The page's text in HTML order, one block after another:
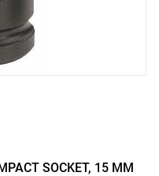
SOCKET, 15 MM